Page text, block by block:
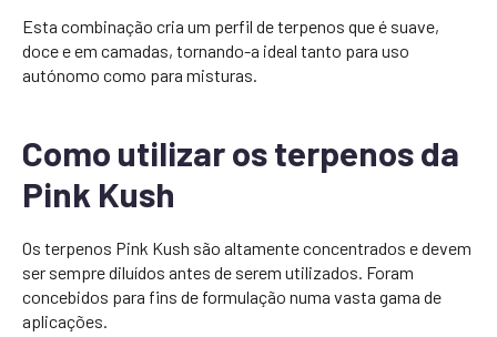
Esta combinação cria um perfil de terpenos que é suave,
doce e em camadas, tornando-a ideal tanto para uso
autónomo como para misturas.
Como utilizar os terpenos da
Pink Kush
Os terpenos Pink Kush são altamente concentrados e devem
ser sempre diluídos antes de serem utilizados. Foram
concebidos para fins de formulação numa vasta gama de
aplicações.